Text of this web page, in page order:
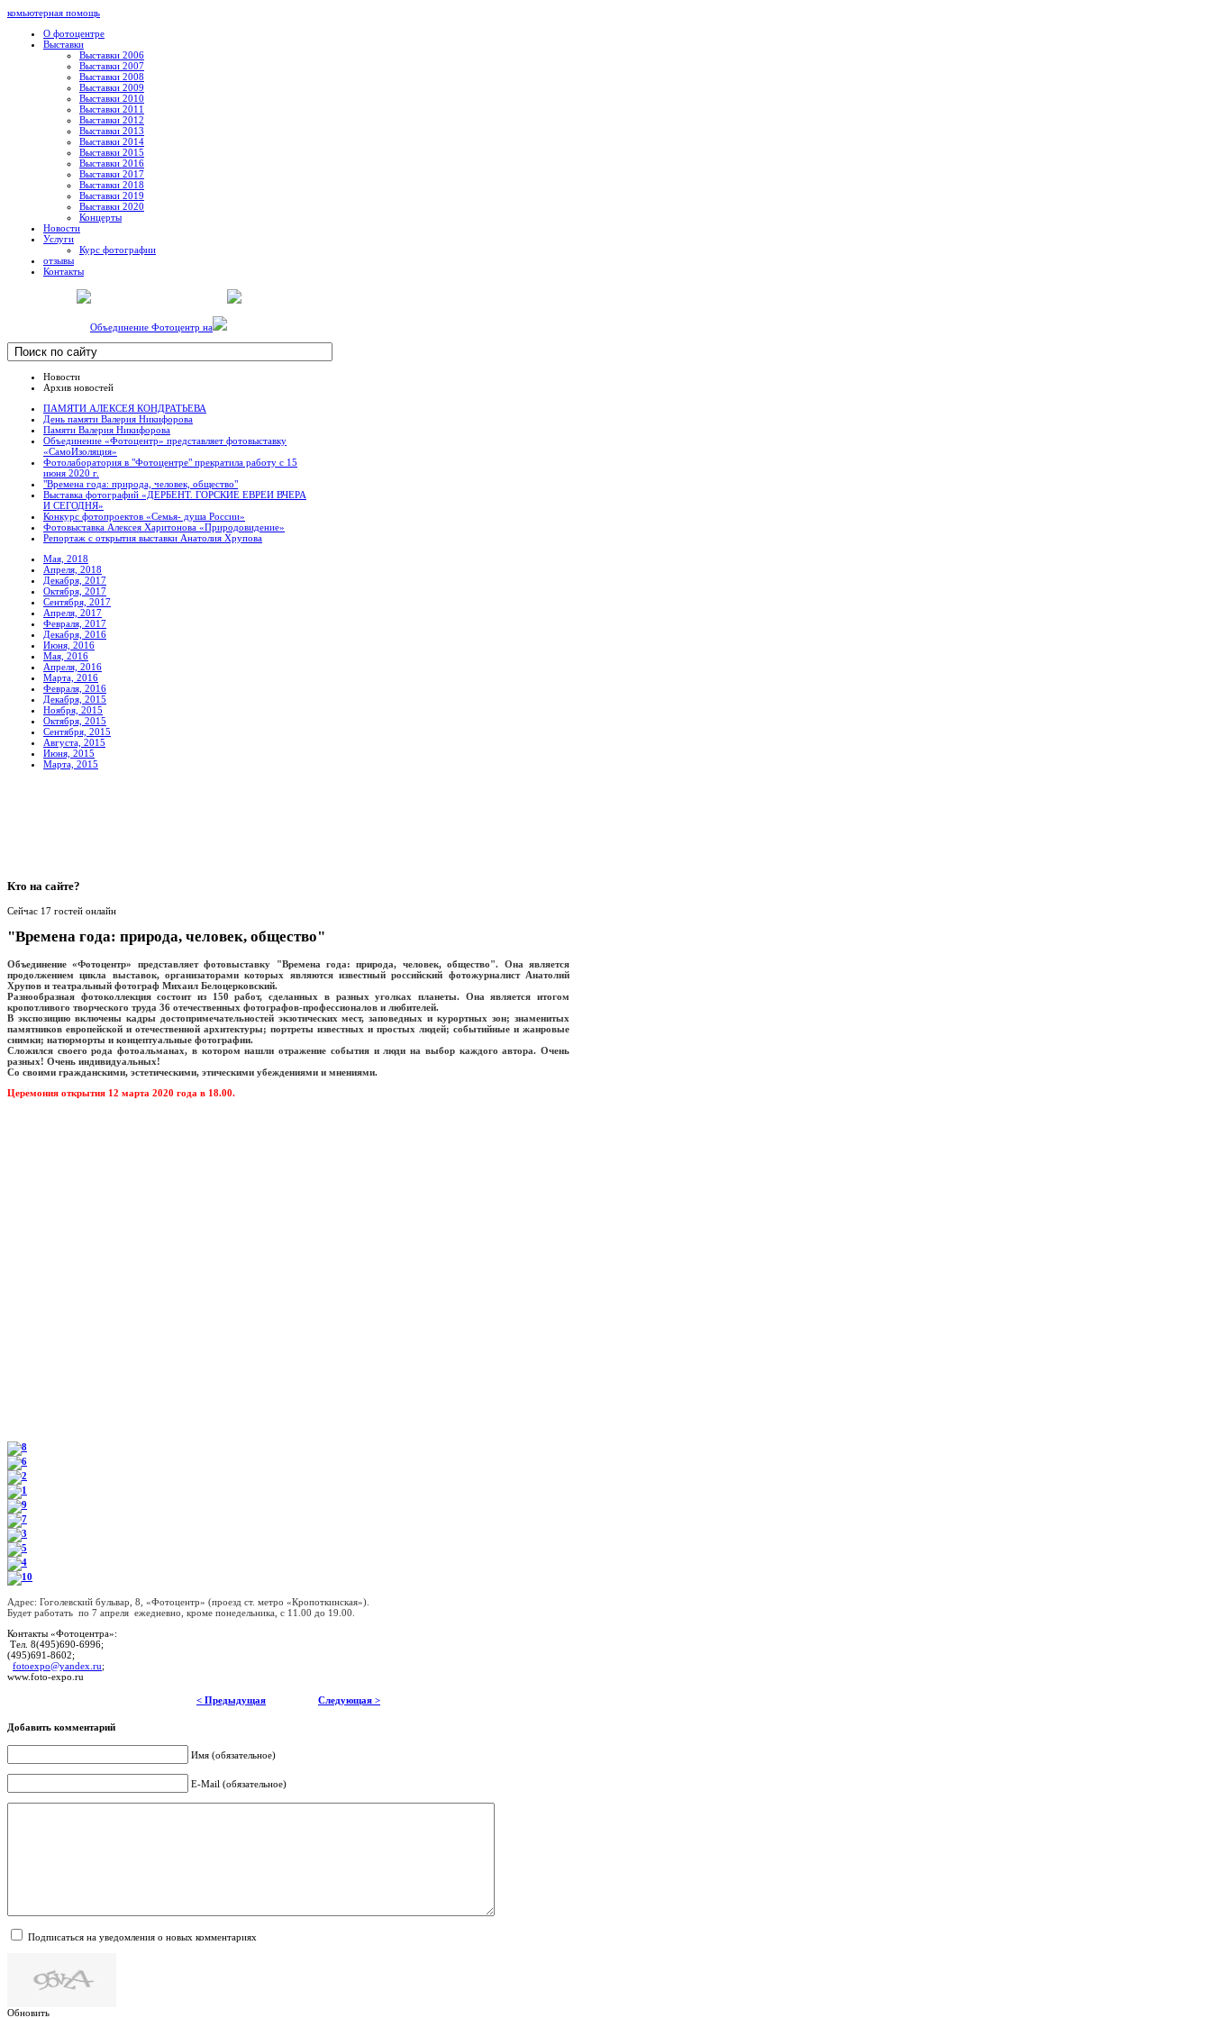
комьютерная помощь
О фотоцентре
Выставки
Выставки 2006
Выставки 2007
Выставки 2008
Выставки 2009
Выставки 2010
Выставки 2011
Выставки 2012
Выставки 2013
Выставки 2014
Выставки 2015
Выставки 2016
Выставки 2017
Выставки 2018
Выставки 2019
Выставки 2020
Концерты
Новости
Услуги
Курс фотографии
отзывы
Контакты
Объединение Фотоцентр на
Новости
Архив новостей
ПАМЯТИ АЛЕКСЕЯ КОНДРАТЬЕВА
День памяти Валерия Никифорова
Памяти Валерия Никифорова
Объединение «Фотоцентр» представляет фотовыставку
«СамоИзоляция»
Фотолаборатория в "Фотоцентре" прекратила работу с 15
июня 2020 г.
"Времена года: природа, человек, общество"
Выставка фотографий «ДЕРБЕНТ. ГОРСКИЕ ЕВРЕИ ВЧЕРА
И СЕГОДНЯ»
Конкурс фотопроектов «Семья- душа России»
Фотовыставка Алексея Харитонова «Природовидение»
Репортаж с открытия выставки Анатолия Хрупова
Мая, 2018
Апреля, 2018
Декабря, 2017
Октября, 2017
Сентября, 2017
Апреля, 2017
Февраля, 2017
Декабря, 2016
Июня, 2016
Мая, 2016
Апреля, 2016
Марта, 2016
Февраля, 2016
Декабря, 2015
Ноября, 2015
Октября, 2015
Сентября, 2015
Августа, 2015
Июня, 2015
Марта, 2015
Кто на сайте?
Сейчас 17 гостей онлайн
"Времена года: природа, человек, общество"
Объединение «Фотоцентр» представляет фотовыставку "Времена года: природа, человек, общество". Она является
продолжением цикла выставок, организаторами которых являются известный российский фотожурналист Анатолий
Хрупов и театральный фотограф Михаил Белоцерковский.
Разнообразная фотоколлекция состоит из 150 работ, сделанных в разных уголках планеты. Она является итогом
кропотливого творческого труда 36 отечественных фотографов-профессионалов и любителей.
В экспозицию включены кадры достопримечательностей экзотических мест, заповедных и курортных зон; знаменитых
памятников европейской и отечественной архитектуры; портреты известных и простых людей; событийные и жанровые
снимки; натюрморты и концептуальные фотографии.
Сложился своего рода фотоальманах, в котором нашли отражение события и люди на выбор каждого автора. Очень
разных! Очень индивидуальных!
Со своими гражданскими, эстетическими, этическими убеждениями и мнениями.
Церемония открытия 12 марта 2020 года в 18.00.
Адрес: Гоголевский бульвар, 8, «Фотоцентр» (проезд ст. метро «Кропоткинская»).
Будет работать по 7 апреля ежедневно, кроме понедельника, с 11.00 до 19.00.
Контакты «Фотоцентра»:
Тел. 8(495)690-6996;
(495)691-8602;
fotoexpo@yandex.ru;
www.foto-expo.ru
< Предыдущая Следующая >
Добавить комментарий
Имя (обязательное)
E-Mail (обязательное)
Подписаться на уведомления о новых комментариях
Обновить